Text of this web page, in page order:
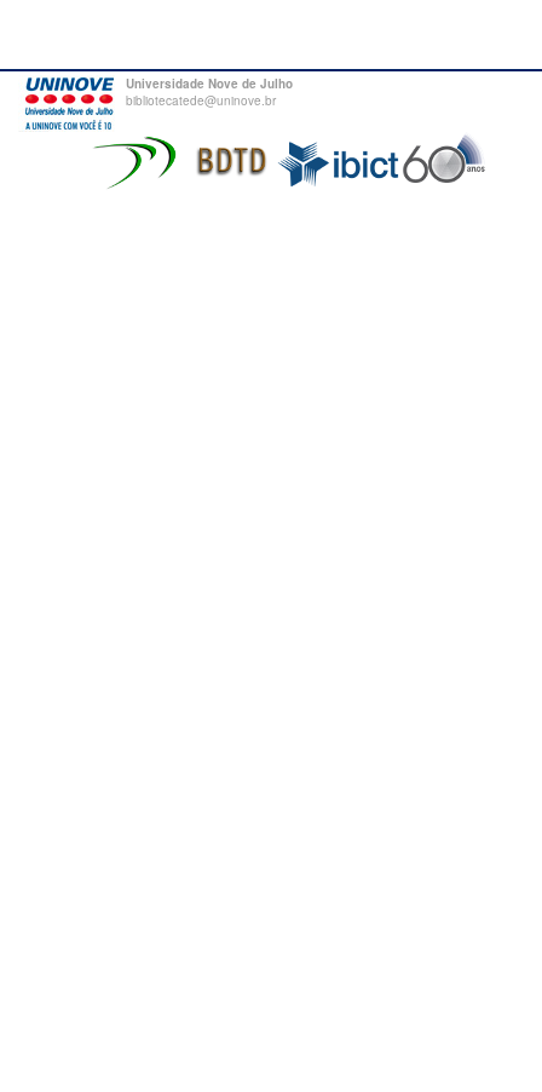
Universidade Nove de Julho
bibliotecatede@uninove.br